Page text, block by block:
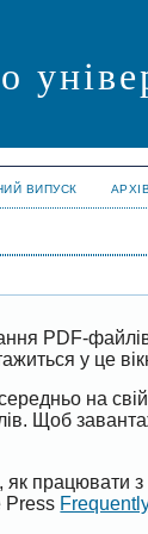
ВИПУСК
PDF-
у це
на
Щоб
працювати
Press